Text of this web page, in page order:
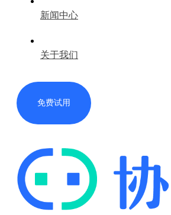
新闻中心
关于我们
免费试用